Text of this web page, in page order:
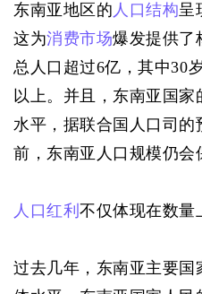
东南亚地区的 人口结构呈
这为消费市场爆发提供了
总人口超过6亿，其中30
以上。并且，东南亚国
水平，据联合国人口司的
前，东南亚人口规模仍会
人口红利不仅体现在数量
过去几年，东南亚主要国